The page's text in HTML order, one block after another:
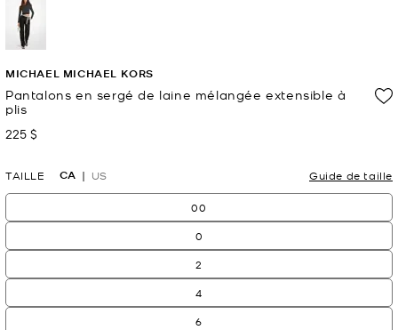
MICHAEL MICHAEL KORS
Pantalons en sergé de laine mélangée extensible à
plis
maintenant
225 $
TAILLE CA US Guide de taille
00
0
2
4
6